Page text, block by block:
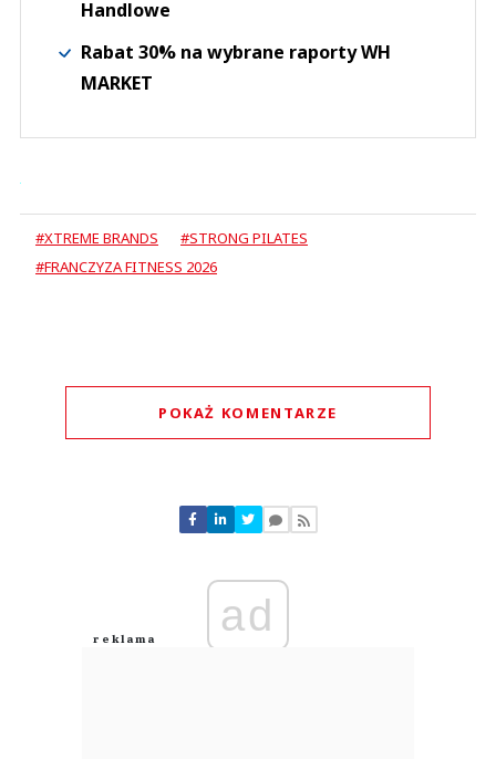
Handlowe
Rabat 30% na wybrane raporty WH
MARKET
#XTREME BRANDS
#STRONG PILATES
#FRANCZYZA FITNESS 2026
POKAŻ KOMENTARZE
Nie znaleziono komentarzy
Zostaw swoje komentarze
Anuluj
ad